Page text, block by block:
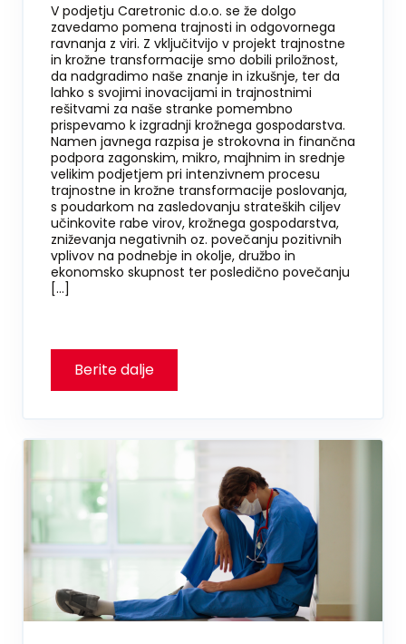
V podjetju Caretronic d.o.o. se že dolgo
zavedamo pomena trajnosti in odgovornega
ravnanja z viri. Z vključitvijo v projekt trajnostne
in krožne transformacije smo dobili priložnost,
da nadgradimo naše znanje in izkušnje, ter da
lahko s svojimi inovacijami in trajnostnimi
rešitvami za naše stranke pomembno
prispevamo k izgradnji krožnega gospodarstva.
Namen javnega razpisa je strokovna in finančna
podpora zagonskim, mikro, majhnim in srednje
velikim podjetjem pri intenzivnem procesu
trajnostne in krožne transformacije poslovanja,
s poudarkom na zasledovanju strateških ciljev
učinkovite rabe virov, krožnega gospodarstva,
zniževanja negativnih oz. povečanju pozitivnih
vplivov na podnebje in okolje, družbo in
ekonomsko skupnost ter posledično povečanju
[…]